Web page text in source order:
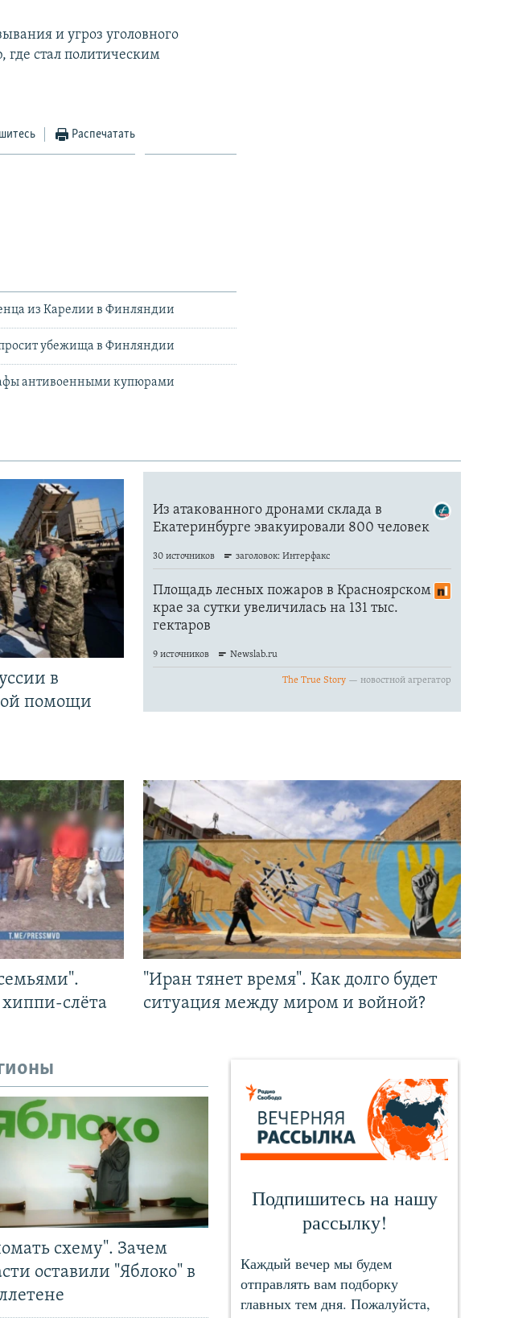
и угроз уголовного
стал политическим
Распечатать
из Карелии в Финляндии
убежища в Финляндии
антивоенными купюрами
в
помощи
слёта
"Иран тянет время". Как долго будет
ситуация между миром и войной?
схему". Зачем
оставили "Яблоко" в